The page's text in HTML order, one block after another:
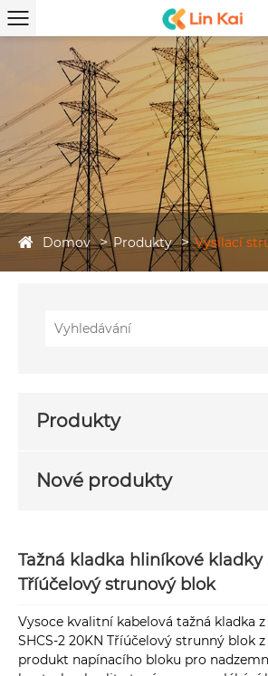
Domov Produkty Vysílací
Produkty
Nové produkty
Tažná kladka hliníkové kladky
Tříúčelový strunový blok
Vysoce kvalitní kabelová tažná kladka
SHCS-2 20KN Tříúčelový strunný blok
produkt napínacího bloku pro